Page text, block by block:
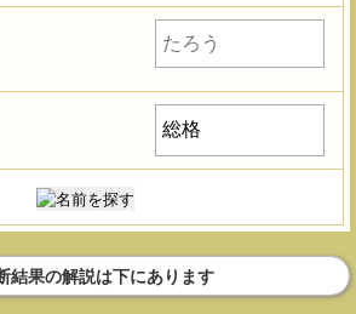
結果の解説は下にあります